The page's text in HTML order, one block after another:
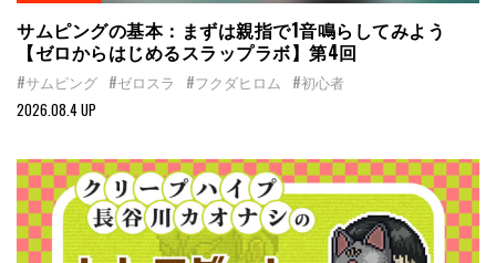
サムピングの基本：まずは親指で1音鳴らしてみよう
【ゼロからはじめるスラップラボ】第4回
#サムピング #ゼロスラ #フクダヒロム
#初心者
2026.08.4 UP